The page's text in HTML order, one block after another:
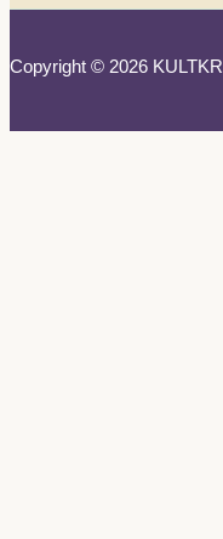
Copyright © 2026